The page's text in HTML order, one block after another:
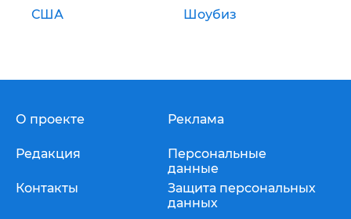
США Шоубиз
О проекте
Редакция
Контакты
Реклама
Персональные
данные
Защита персональных
данных